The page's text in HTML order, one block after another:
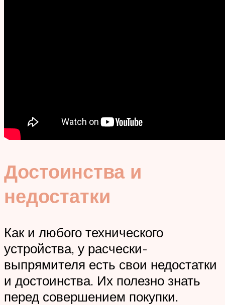
Достоинства и
недостатки
Как и любого технического
устройства, у расчески-
выпрямителя есть свои недостатки
и достоинства. Их полезно знать
перед совершением покупки.